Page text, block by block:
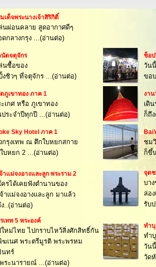
เด็จพระนางเจ้าสิริกิติ์
ล่นผ่อนคลาย สูดอากาศดีๆ
กลางกรุง ...(อ่านต่อ)
ดจตุจักร
นซื้อของ
งชิวๆ ที่จตุจักร ...(อ่านต่อ)
ช็อป
วัน
ขอ
ภูเขาทอง ภาค 1
เกศ หรือ ภูเขาทอง
ประจำปีทุกปี ...(อ่านต่อ)
งาน
เดิ
ก็ถึ
Sky Hotel ภาค 1
กรุงเทพ ณ ตึกใบหยกสกาย
บหยก 2 ...(อ่านต่อ)
ชม
ก็ขึ้
าแม่จงอางและลูก พระราม 2
รได้เคยฟังตำนานของ
าแม่จงอางและลูก มาแล้ว
ง..(อ่านต่อ)
จุดช
บา
ล่อ
รับ
เทพ 5 พระองค์
ใหม่ไทย ไปกราบไหว้สิ่งศักสิทธิ์กัน
ฆเนศ พระตรีมูรติ พระพรหม
นทร์
ระนารายณ์ ...(อ่านต่อ)
ทำ
ทำ
วัน
วัด